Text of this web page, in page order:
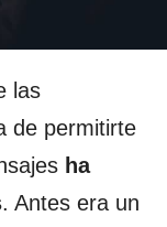
las
de permitirte
ha
. Antes era un